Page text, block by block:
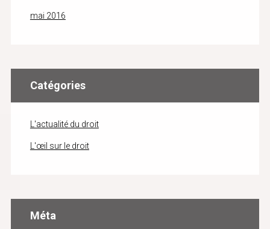
mai 2016
Catégories
L'actualité du droit
L'œil sur le droit
Méta